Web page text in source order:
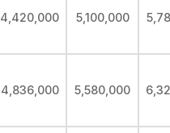
4,420,000 5,100,000
4,836,000 5,580,000